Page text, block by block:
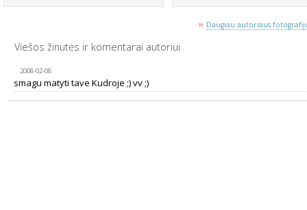
» Daugiau autoriaus
Viešos žinutės ir komentarai autoriui
2008-02-08
smagu matyti tave Kudroje ;) vv ;)